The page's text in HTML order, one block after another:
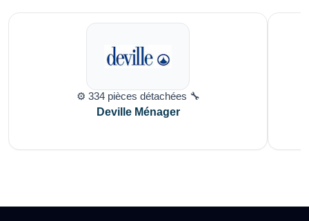
⚙️ 334 pièces détachées 🔧
Deville Ménager